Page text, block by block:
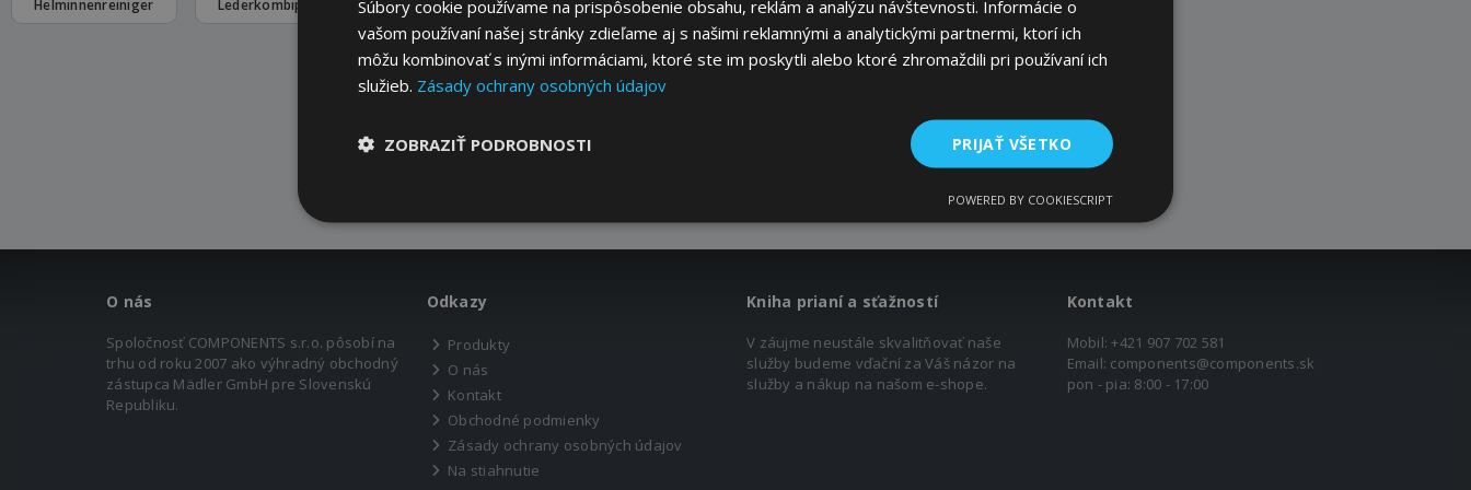
Helminnenreiniger
Lederkombipflege
Visierreiniger
O nás
Spoločnosť COMPONENTS s.r.o. pôsobí na
trhu od roku 2007 ako výhradný obchodný
zástupca Mädler GmbH pre Slovenskú
Republiku.
Odkazy
Produkty
O nás
Kontakt
Obchodné podmienky
Zásady ochrany osobných údajov
Na stiahnutie
Kniha prianí a sťažností
V záujme neustále skvalitňovať naše
služby budeme vďační za Váš názor na
služby a nákup na našom e-shope.
Kontakt
Mobil: +421 907 702 581
Email: components@components.sk
pon - pia: 8:00 - 17:00
Súbory cookie používame na prispôsobenie obsahu, reklám a analýzu návštevnosti. Informácie o
vašom používaní našej stránky zdieľame aj s našimi reklamnými a analytickými partnermi, ktorí ich
môžu kombinovať s inými informáciami, ktoré ste im poskytli alebo ktoré zhromaždili pri používaní ich
služieb. Zásady ochrany osobných údajov
PRIJAŤ VŠETKO
ZOBRAZIŤ PODROBNOSTI
POWERED BY COOKIESCRIPT